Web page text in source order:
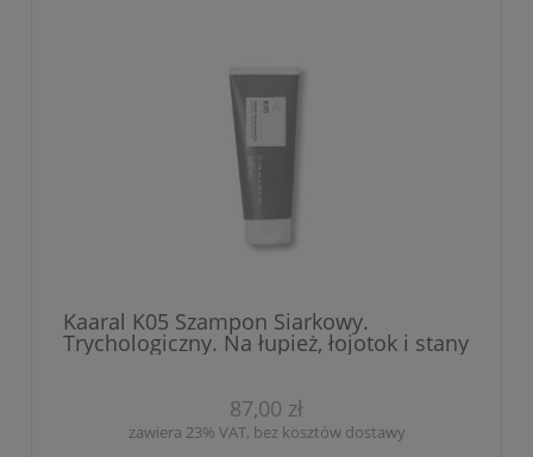
Kaaral K05 Szampon Siarkowy.
Trychologiczny. Na łupież, łojotok i stany
zapalne. Działanie przeciw bakteryjne i
Olejkiem z drzewa herbacianego i
gliceryną roślinną. Nie wysusza skóry.
87,00 zł
zawiera 23% VAT, bez kosztów dostawy